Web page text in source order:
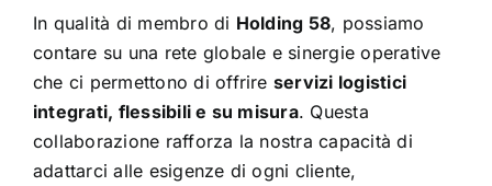
In qualità di membro di Holding 58, possiamo
contare su una rete globale e sinergie operative
che ci permettono di offrire servizi logistici
integrati, flessibili e su misura. Questa
collaborazione rafforza la nostra capacità di
adattarci alle esigenze di ogni cliente,